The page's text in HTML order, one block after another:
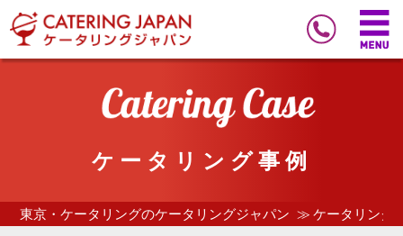
ケータリング事例
東京・ケータリングのケータリングジャパン ケータリング